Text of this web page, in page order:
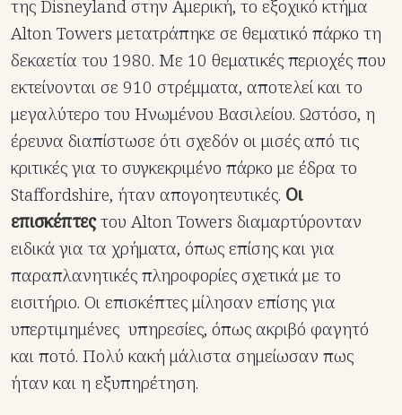
της Disneyland στην Αμερική, το εξοχικό κτήμα
Alton Towers μετατράπηκε σε θεματικό πάρκο τη
δεκαετία του 1980. Με 10 θεματικές περιοχές που
εκτείνονται σε 910 στρέμματα, αποτελεί και το
μεγαλύτερο του Ηνωμένου Βασιλείου. Ωστόσο, η
έρευνα διαπίστωσε ότι σχεδόν οι μισές από τις
κριτικές για το συγκεκριμένο πάρκο με έδρα το
Staffordshire, ήταν απογοητευτικές. Οι
επισκέπτεςτου Alton Towers διαμαρτύρονταν
ειδικά για τα χρήματα, όπως επίσης και για
παραπλανητικές πληροφορίες σχετικά με το
εισιτήριο. Οι επισκέπτες μίλησαν επίσης για
υπερτιμημένες υπηρεσίες, όπως ακριβό φαγητό
και ποτό. Πολύ κακή μάλιστα σημείωσαν πως
ήταν και η εξυπηρέτηση.